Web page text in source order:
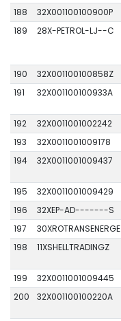
188
32X001100100900P
189
28X-PETROL-LJ--C
190 32X001100100858Z
191
32X001100100933A
192 32X0011001002242
193
32X0011001009178
194
32X0011001009437
195 32X0011001009429
196
32XEP-AD-------S
197
30XROTRANSENERGE
198
11XSHELLTRADINGZ
199 32X0011001009445
200
32X001100100220A